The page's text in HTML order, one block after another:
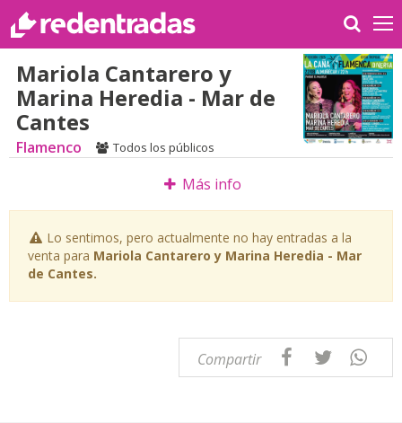
Mariola Cantarero y
Marina Heredia - Mar de
Cantes
Flamenco Todos los públicos
Más info
Lo sentimos, pero actualmente no hay entradas a la
venta para Mariola Cantarero y Marina Heredia - Mar
de Cantes.
Compartir